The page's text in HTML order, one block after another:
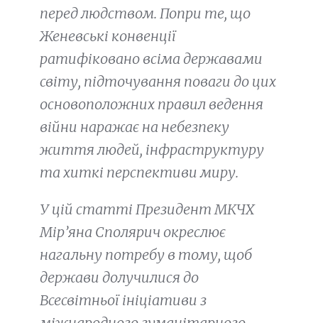
перед людством. Попри те, що
Женевські конвенції
ратифіковано всіма державами
світу, підточування поваги до цих
основоположних правил ведення
війни наражає на небезпеку
життя людей, інфраструктуру
та хиткі перспективи миру.
У цій статті Президент МКЧХ
Мір’яна Сполярич окреслює
нагальну потребу в тому, щоб
держави долучилися до
Всесвітньої ініціативи з